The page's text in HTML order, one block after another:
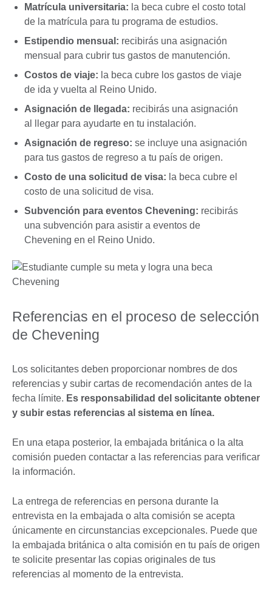
Matrícula universitaria: la beca cubre el costo total
de la matrícula para tu programa de estudios.
Estipendio mensual: recibirás una asignación
mensual para cubrir tus gastos de manutención.
Costos de viaje: la beca cubre los gastos de viaje
de ida y vuelta al Reino Unido.
Asignación de llegada: recibirás una asignación
al llegar para ayudarte en tu instalación.
Asignación de regreso: se incluye una asignación
para tus gastos de regreso a tu país de origen.
Costo de una solicitud de visa: la beca cubre el
costo de una solicitud de visa.
Subvención para eventos Chevening: recibirás
una subvención para asistir a eventos de
Chevening en el Reino Unido.
Referencias en el proceso de selección
de Chevening
Los solicitantes deben proporcionar nombres de dos
referencias y subir cartas de recomendación antes de la
fecha límite. Es responsabilidad del solicitante obtener
y subir estas referencias al sistema en línea.
En una etapa posterior, la embajada británica o la alta
comisión pueden contactar a las referencias para verificar
la información.
La entrega de referencias en persona durante la
entrevista en la embajada o alta comisión se acepta
únicamente en circunstancias excepcionales. Puede que
la embajada británica o alta comisión en tu país de origen
te solicite presentar las copias originales de tus
referencias al momento de la entrevista.